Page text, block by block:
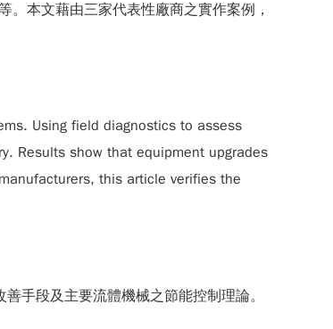
本文藉由三家代表性廠商之實作案例，
Using field diagnostics to assess
Results show that equipment upgrades
this article verifies the
手段及主要流體機械之節能控制理論。